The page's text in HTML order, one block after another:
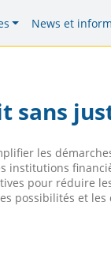
News et
sans
les
institutions
pour réduire
possibilités et